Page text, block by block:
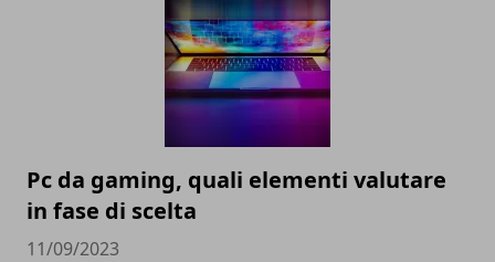
Pc da gaming, quali elementi valutare
in fase di scelta
11/09/2023